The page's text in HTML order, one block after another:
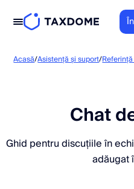
Acasă/Asistență și suport/
Chat
Ghid pentru discuțiile în
adăugat